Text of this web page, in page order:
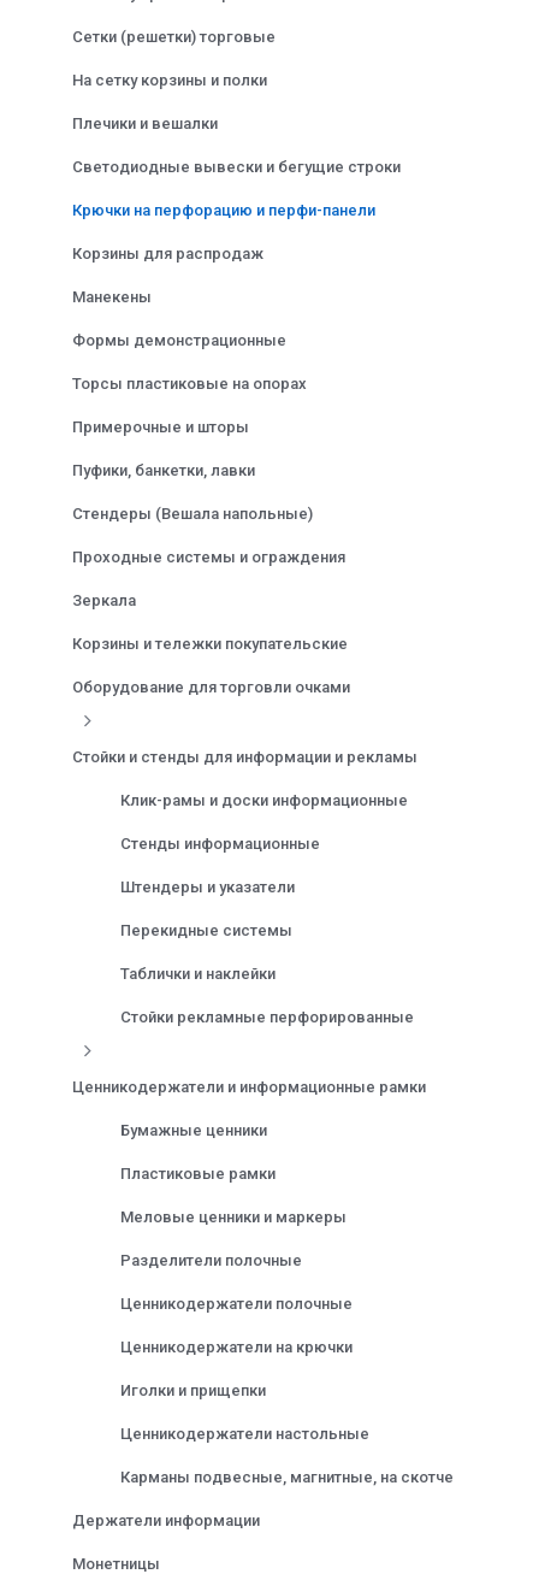
Сетки (решетки) торговые
На сетку корзины и полки
Плечики и вешалки
Светодиодные вывески и бегущие строки
Крючки на перфорацию и перфи-панели
Корзины для распродаж
Манекены
Формы демонстрационные
Торсы пластиковые на опорах
Примерочные и шторы
Пуфики, банкетки, лавки
Стендеры (Вешала напольные)
Проходные системы и ограждения
Зеркала
Корзины и тележки покупательские
Оборудование для торговли очками
Стойки и стенды для информации и рекламы
Клик-рамы и доски информационные
Стенды информационные
Штендеры и указатели
Перекидные системы
Таблички и наклейки
Стойки рекламные перфорированные
Ценникодержатели и информационные рамки
Бумажные ценники
Пластиковые рамки
Меловые ценники и маркеры
Разделители полочные
Ценникодержатели полочные
Ценникодержатели на крючки
Иголки и прищепки
Ценникодержатели настольные
Карманы подвесные, магнитные, на скотче
Держатели информации
Монетницы